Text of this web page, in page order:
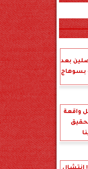
بعد
بسوهاج
واقعة